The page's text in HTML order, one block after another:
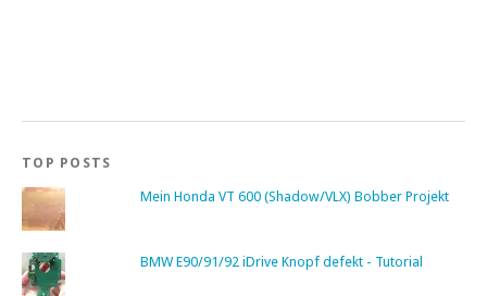
TOP POSTS
Mein Honda VT 600 (Shadow/VLX) Bobber Projekt
BMW E90/91/92 iDrive Knopf defekt - Tutorial